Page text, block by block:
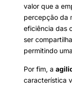
valor que a
percepção da
eficiência das
ser
permitindo
Por fim, a
característica